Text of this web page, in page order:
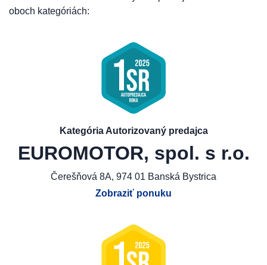
oboch kategóriách:
Kategória Autorizovaný predajca
EUROMOTOR, spol. s r.o.
Čerešňová 8A, 974 01 Banská Bystrica
Zobraziť ponuku